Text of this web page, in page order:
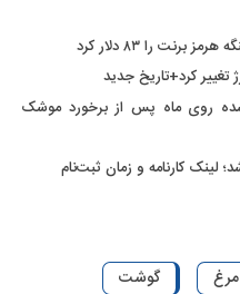
را ۸۳ دلار کرد
تغییر کرد+تاریخ جدید
روی ماه پس از برخورد موشک
لینک کارنامه و زمان ثبت‌نام
گوشت